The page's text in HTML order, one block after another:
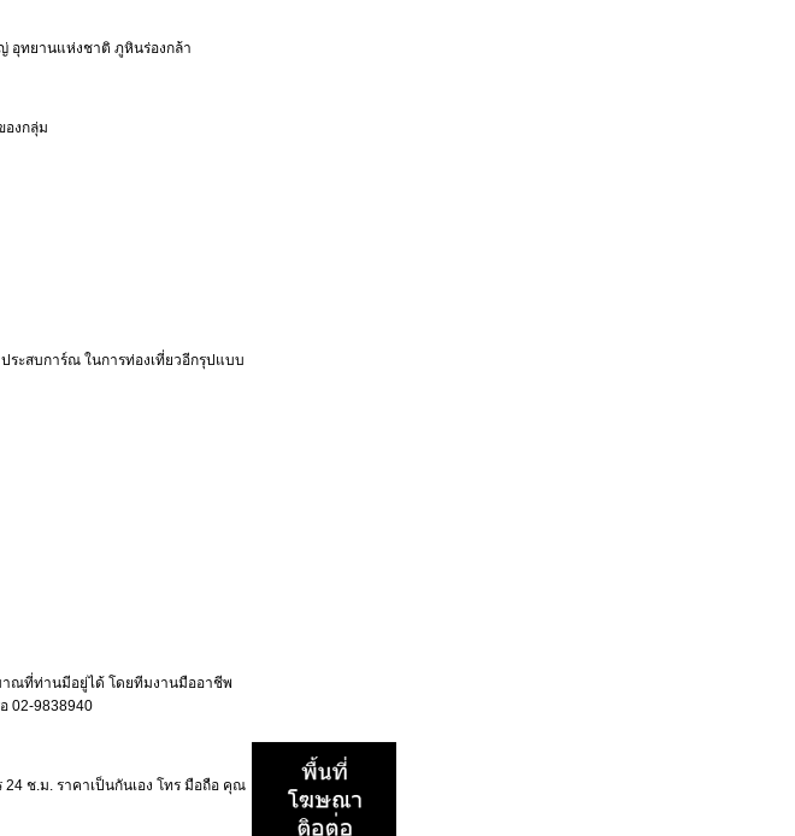
อุทยานแห่งชาติ ภูหินร่องกล้า
องกลุ่ม
ระสบการ์ณ ในการท่องเที่ยวอีกรุปแบบ
าณที่ท่านมีอยู่ได้ โดยทีมงานมืออาชีพ
02-9838940
ช.ม. ราคาเป็นกันเอง โทร มือถือ คุณ